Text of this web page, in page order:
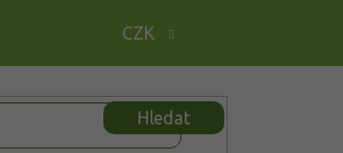
CZK
Hledat